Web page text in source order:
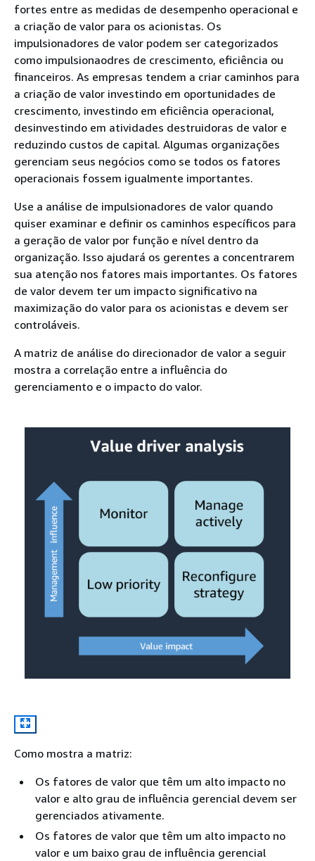
fortes entre as medidas de desempenho operacional e
a criação de valor para os acionistas. Os
impulsionadores de valor podem ser categorizados
como impulsionaodres de crescimento, eficiência ou
financeiros. As empresas tendem a criar caminhos para
a criação de valor investindo em oportunidades de
crescimento, investindo em eficiência operacional,
desinvestindo em atividades destruidoras de valor e
reduzindo custos de capital. Algumas organizações
gerenciam seus negócios como se todos os fatores
operacionais fossem igualmente importantes.
Use a análise de impulsionadores de valor quando
quiser examinar e definir os caminhos específicos para
a geração de valor por função e nível dentro da
organização. Isso ajudará os gerentes a concentrarem
sua atenção nos fatores mais importantes. Os fatores
de valor devem ter um impacto significativo na
maximização do valor para os acionistas e devem ser
controláveis.
A matriz de análise do direcionador de valor a seguir
mostra a correlação entre a influência do
gerenciamento e o impacto do valor.
Como mostra a matriz:
Os fatores de valor que têm um alto impacto no
valor e alto grau de influência gerencial devem ser
gerenciados ativamente.
Os fatores de valor que têm um alto impacto no
valor e um baixo grau de influência gerencial